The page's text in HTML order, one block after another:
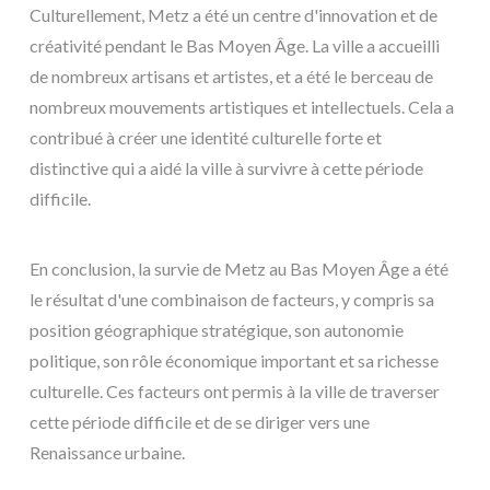
Culturellement, Metz a été un centre d'innovation et de
créativité pendant le Bas Moyen Âge. La ville a accueilli
de nombreux artisans et artistes, et a été le berceau de
nombreux mouvements artistiques et intellectuels. Cela a
contribué à créer une identité culturelle forte et
distinctive qui a aidé la ville à survivre à cette période
difficile.
En conclusion, la survie de Metz au Bas Moyen Âge a été
le résultat d'une combinaison de facteurs, y compris sa
position géographique stratégique, son autonomie
politique, son rôle économique important et sa richesse
culturelle. Ces facteurs ont permis à la ville de traverser
cette période difficile et de se diriger vers une
Renaissance urbaine.